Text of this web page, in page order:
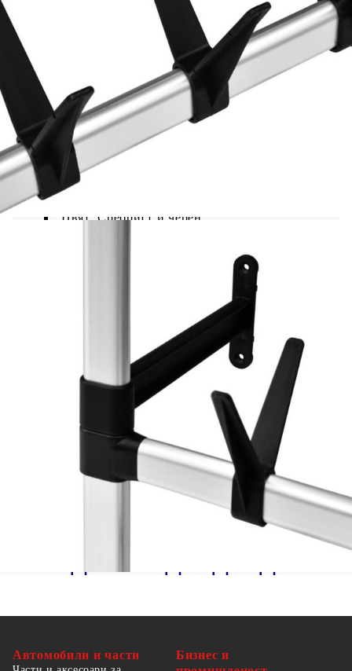
Нашата телескопична стойка за дрехи се
отличава със семпъл дизайн, за да пести място
във вашата спалня и всяка друга стая.
Телескопичната система за гардероб е
изработена от алуминий, което я прави здрава и
стабилна. Тази етажерка за съхранение може да
се нагоди към различни пространствени
аранжировки, благодарение на телескопичната
си система и регулируема височина. Тя
представлява уникално и гениално средство за
подреждане на вашата гардеробна.
Организирайте дрехите си и поддържайте
стаята подредена с нашата телескопична
система за подреждане на гардеробната!
Цвят: Сребрист и черен
Размери: 65 x 40 x 250-300 cм (Ш x Д x В)
Регулируема височина до максимум 3 м
Нето тегло: 2,02 кг
Товароносимост: 15 кг
Разполага с 1 регулируем рафт, 2 горни
лоста за дрехи и 1 долен лост за 6 чифта
обувки
Необходим е монтаж
Автомобили и части
Бизнес и